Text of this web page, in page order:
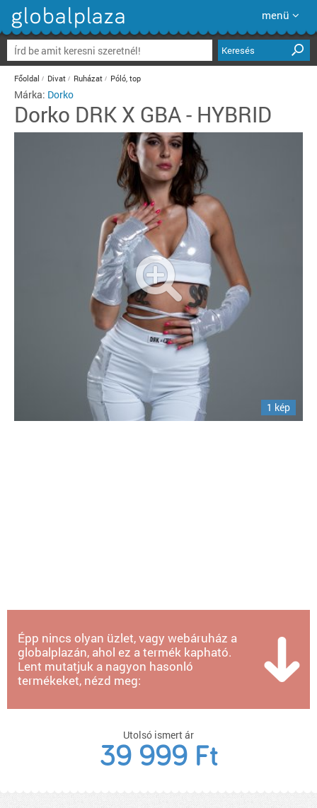
menü
Keresés
Főoldal Divat Ruházat Póló, top
Márka: Dorko
Dorko DRK X GBA - HYBRID
1 kép
Épp nincs olyan üzlet, vagy webáruház a
globalplazán, ahol ez a termék kapható.
Lent mutatjuk a nagyon hasonló
termékeket, nézd meg:
Utolsó ismert ár
39 999 Ft